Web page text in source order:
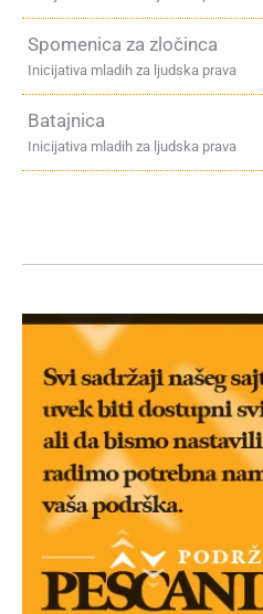
Spomenica za zločinca
Inicijativa mladih za ljudska prava
Batajnica
Inicijativa mladih za ljudska prava